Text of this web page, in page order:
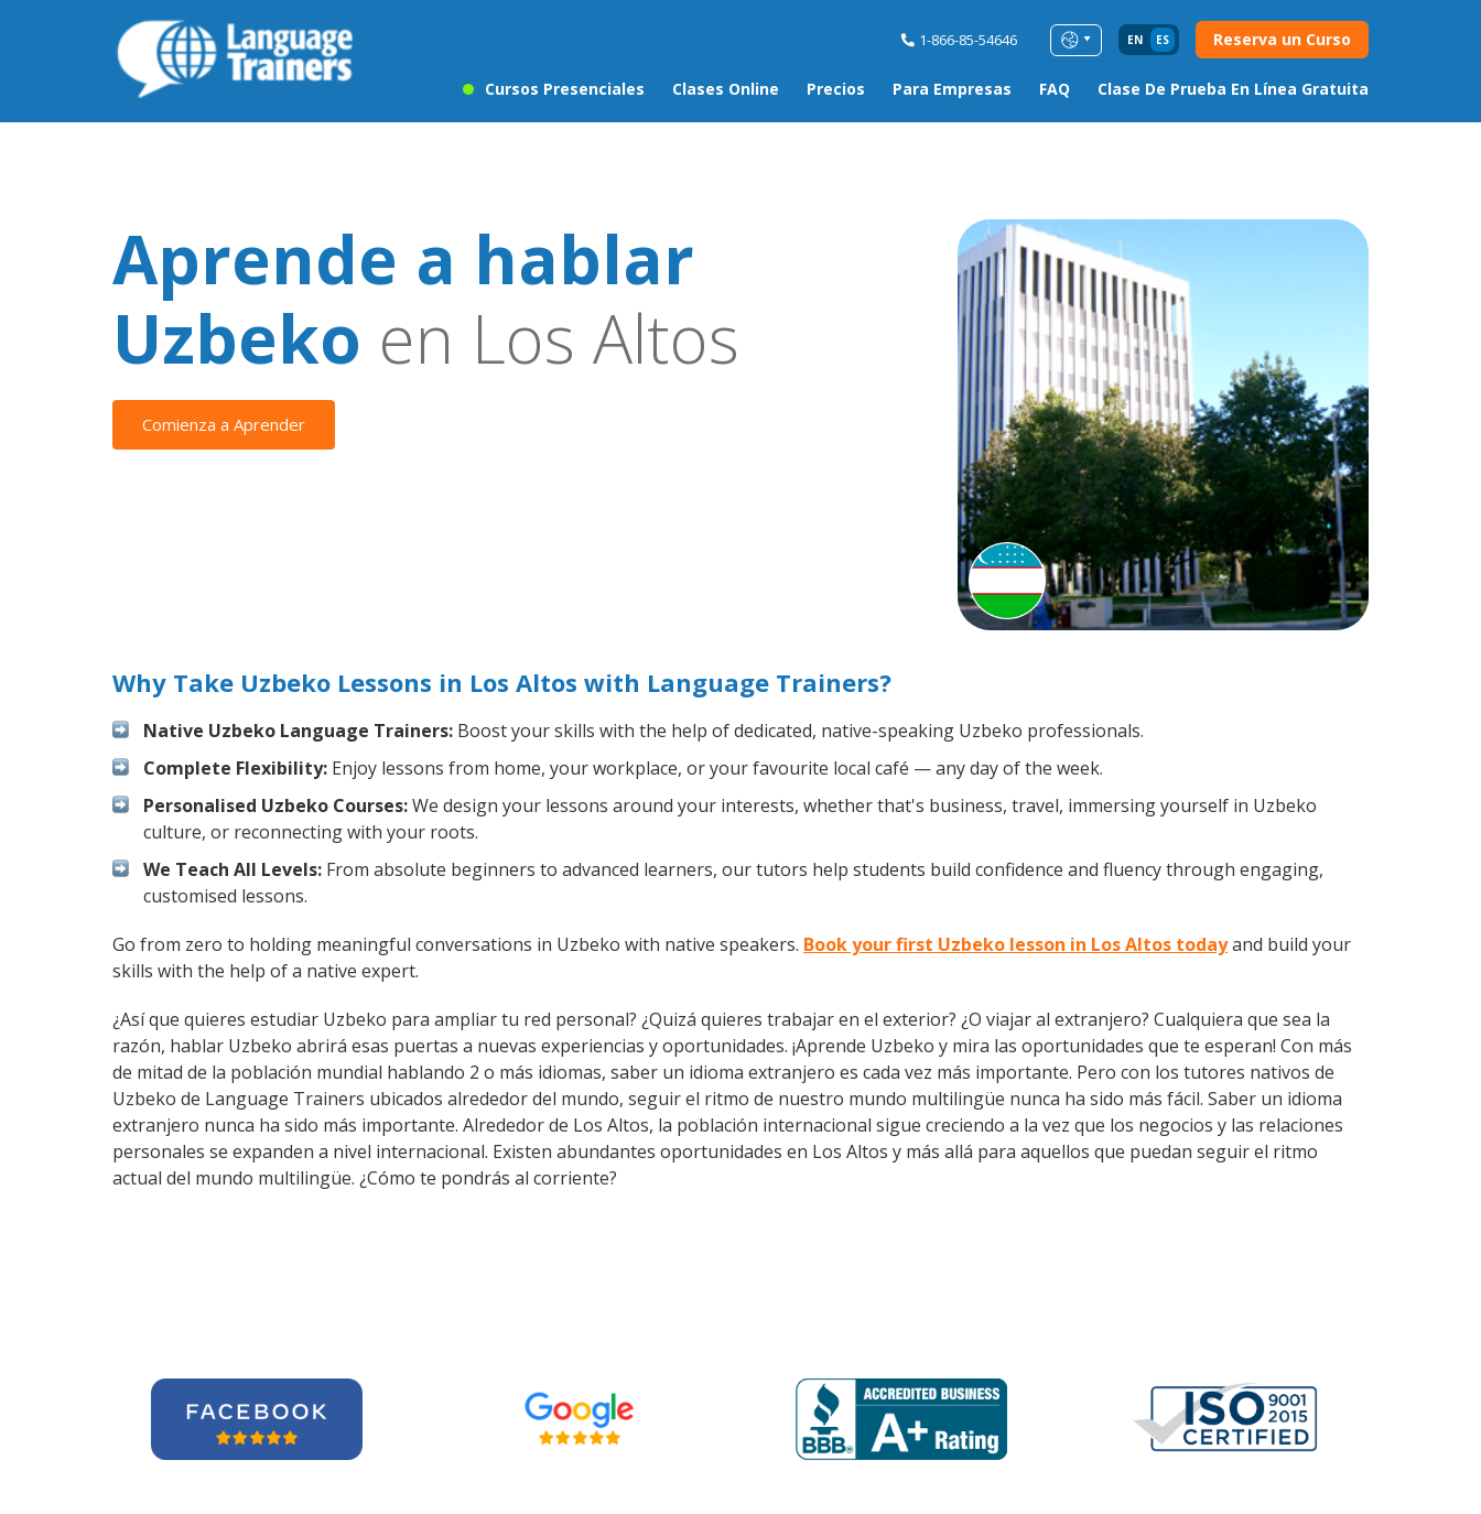
1-866-85-54646 EN ES Reserva un Curso
Cursos Presenciales Clases Online Precios Para Empresas FAQ Clase De Prueba En Línea Gratuita
Aprende a hablar
Uzbeko en Los Altos
Comienza a Aprender
Why Take Uzbeko Lessons in Los Altos with Language Trainers?
Native Uzbeko Language Trainers: Boost your skills with the help of dedicated, native-speaking Uzbeko professionals.
Complete Flexibility: Enjoy lessons from home, your workplace, or your favourite local café — any day of the week.
Personalised Uzbeko Courses:We design your lessons around your interests, whether that's business, travel, immersing yourself in Uzbeko
culture, or reconnecting with your roots.
We Teach All Levels: From absolute beginners to advanced learners, our tutors help students build confidence and fluency through engaging,
customised lessons.
Go from zero to holding meaningful conversations in Uzbeko with native speakers. Book your first Uzbeko lesson in Los Altos todayand build your
skills with the help of a native expert.
¿Así que quieres estudiar Uzbeko para ampliar tu red personal? ¿Quizá quieres trabajar en el exterior? ¿O viajar al extranjero? Cualquiera que sea la
razón, hablar Uzbeko abrirá esas puertas a nuevas experiencias y oportunidades. ¡Aprende Uzbeko y mira las oportunidades que te esperan! Con más
de mitad de la población mundial hablando 2 o más idiomas, saber un idioma extranjero es cada vez más importante. Pero con los tutores nativos de
Uzbeko de Language Trainers ubicados alrededor del mundo, seguir el ritmo de nuestro mundo multilingüe nunca ha sido más fácil. Saber un idioma
extranjero nunca ha sido más importante. Alrededor de Los Altos, la población internacional sigue creciendo a la vez que los negocios y las relaciones
personales se expanden a nivel internacional. Existen abundantes oportunidades en Los Altos y más allá para aquellos que puedan seguir el ritmo
actual del mundo multilingüe. ¿Cómo te pondrás al corriente?